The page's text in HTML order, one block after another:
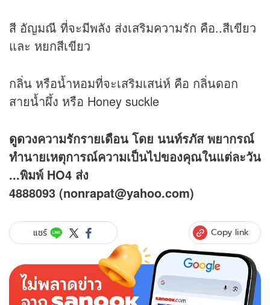
สี อัญมณี ที่จะมีพลัง ส่งเสริมความรัก คือ..สีเขียว
และ หยกสีเขียว
กลิ่น หรือน้ำหอมที่จะเสริมเสน่ห์ คือ กลิ่นดอก
สายน้ำผึ้ง หรือ Honey suckle
ดูดวงความรักรายเดือน โดย นนท์รภัส พยากรณ์
ทำนายเหตุการณ์ความเป็นไปของคุณในแต่ละวัน
...พิมพ์ HO4 ส่ง
4888093 (nonrapat@yahoo.com)
แชร์ Copy link